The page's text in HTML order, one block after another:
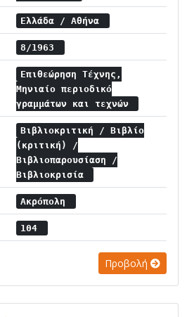
Ελλάδα / Αθήνα
8/1963
Επιθεώρηση Τέχνης,
Μηνιαίο περιοδικό
γραμμάτων και τεχνών
Βιβλιοκριτική / Βιβλίο
(κριτική) /
Βιβλιοπαρουσίαση /
Βιβλιοκρισία
Ακρόπολη
104
Προβολή